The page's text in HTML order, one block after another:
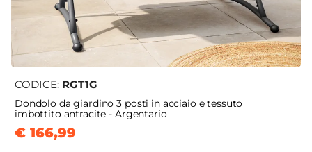
CODICE: RGT1G
Dondolo da giardino 3 posti in acciaio e tessuto
imbottito antracite - Argentario
€ 166,99